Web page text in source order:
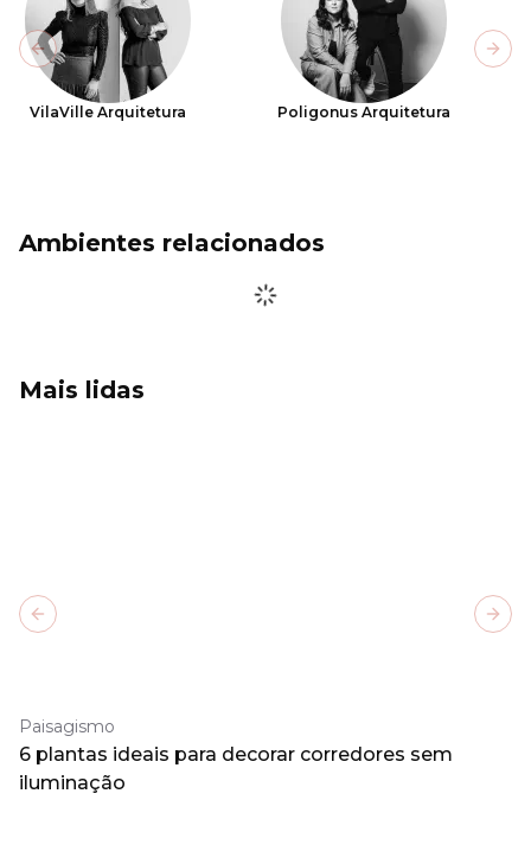
VilaVille Arquitetura Poligonus Arquitetura
Previous slide
Ambientes relacionados
Mais lidas
Paisagismo
6 plantas ideais para decorar corredores sem
iluminação
Previous slide